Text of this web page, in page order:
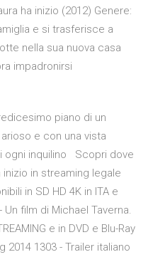
ha inizio (2012) Genere:
e si trasferisce a
nella sua nuova casa
impadronirsi
piano di un
e con una vista
ogni inquilino Scopri dove
inizio in streaming legale
in SD HD 4K in ITA e
Un film di Michael Taverna.
e in DVD e Blu-Ray
1303 - Trailer italiano